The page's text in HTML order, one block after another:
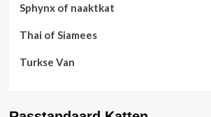
Sphynx of naaktkat
Thai of Siamees
Turkse Van